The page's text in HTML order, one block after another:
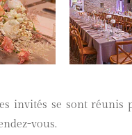
invités se sont
vous.